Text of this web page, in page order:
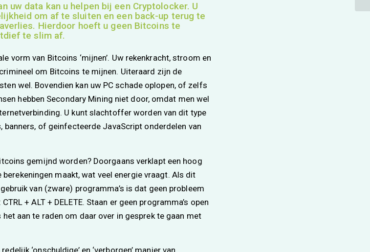
uw data kan u helpen bij een Cryptolocker. U
om af te sluiten en een back-up terug te
Hierdoor hoeft u geen Bitcoins te
te slim af.
vorm van Bitcoins ‘mijnen’. Uw rekenkracht, stroom en
om Bitcoins te mijnen. Uiteraard zijn de
wel. Bovendien kan uw PC schade oplopen, of zelfs
hebben Secondary Mining niet door, omdat men wel
U kunt slachtoffer worden van dit type
banners, of geinfecteerde JavaScript onderdelen van
gemijnd worden? Doorgaans verklapt een hoog
maakt, wat veel energie vraagt. Als dit
van (zware) programma’s is dat geen probleem
+ ALT + DELETE. Staan er geen programma’s open
het aan te raden om daar over in gesprek te gaan met